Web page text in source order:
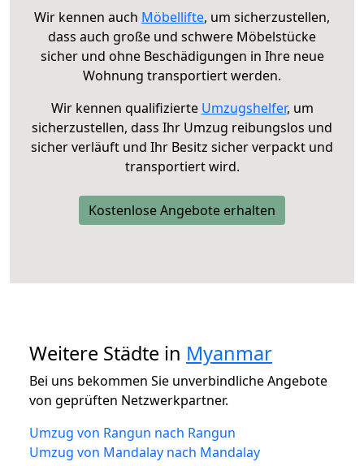
Wir kennen auch Möbellifte, um sicherzustellen,
dass auch große und schwere Möbelstücke
sicher und ohne Beschädigungen in Ihre neue
Wohnung transportiert werden.
Wir kennen qualifizierte Umzugshelfer, um
sicherzustellen, dass Ihr Umzug reibungslos und
sicher verläuft und Ihr Besitz sicher verpackt und
transportiert wird.
Kostenlose Angebote erhalten
Weitere Städte in Myanmar
Bei uns bekommen Sie unverbindliche Angebote
von geprüften Netzwerkpartner.
Umzug von Rangun nach Rangun
Umzug von Mandalay nach Mandalay